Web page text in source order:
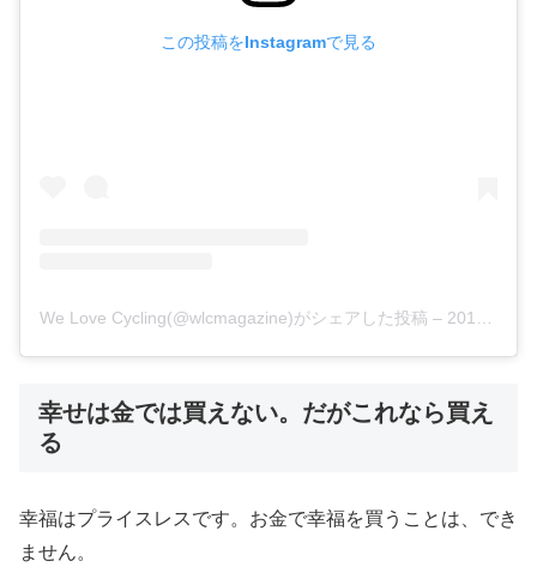
この投稿をInstagramで見る
We Love Cycling(@wlcmagazine)がシェアした投稿 – 2019年 6月月7日午前2時34分PDT
幸せは金では買えない。だがこれなら買え
る
幸福はプライスレスです。お金で幸福を買うことは、でき
ません。